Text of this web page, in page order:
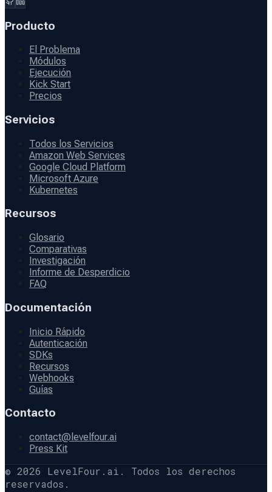
Producto
El Problema
Módulos
Ejecución
Kick Start
Precios
Servicios
Todos los Servicios
Amazon Web Services
Google Cloud Platform
Microsoft Azure
Kubernetes
Recursos
Glosario
Comparativas
Investigación
Informe de Desperdicio
FAQ
Documentación
Inicio Rápido
Autenticación
SDKs
Recursos
Webhooks
Guías
Contacto
contact@levelfour.ai
Press Kit
© 2026 LevelFour.ai. Todos los derechos
reservados.